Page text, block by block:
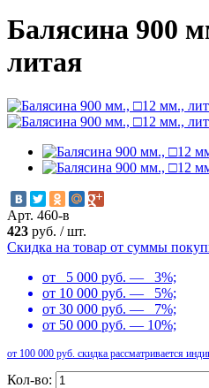
Балясина 900
литая
Арт. 460-в
423 руб. /шт.
Скидка на товар от суммы
от 5 000 руб. — 3%;
от 10 000 руб. — 5%;
от 30 000 руб. — 7%;
от 50 000 руб. — 10%;
от 100 000 руб. скидка рассматривается
Кол-во: